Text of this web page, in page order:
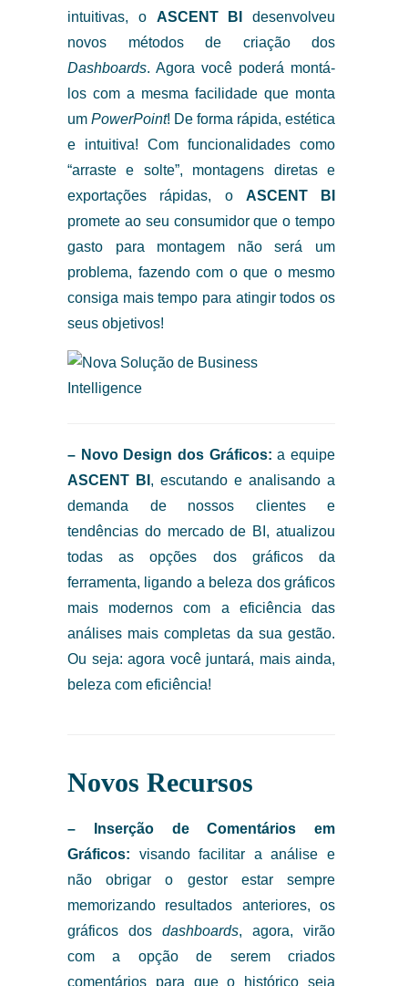
intuitivas, o ASCENT BI
desenvolveu
novos métodos de criação dos
Dashboards. Agora você poderá montá-
los com a mesma facilidade que monta
um PowerPoint! De forma rápida, estética
e intuitiva! Com funcionalidades como
“arraste e solte”, montagens diretas e
exportações rápidas, o ASCENT BI
promete ao seu consumidor que o tempo
gasto para montagem não será um
problema, fazendo com o que o mesmo
consiga mais tempo para atingir todos os
seus objetivos!
– Novo Design dos Gráficos:a equipe
ASCENT BI , escutando e analisando a
demanda de nossos clientes e
tendências do mercado de BI, atualizou
todas as opções dos gráficos da
ferramenta, ligando a beleza dos gráficos
mais modernos com a eficiência das
análises mais completas da sua gestão.
Ou seja: agora você juntará, mais ainda,
beleza com eficiência!
Novos Recursos
– Inserção de Comentários em
Gráficos: visando facilitar a análise e
não obrigar o gestor estar sempre
memorizando resultados anteriores, os
gráficos dos dashboards, agora, virão
com a opção de serem criados
comentários para que o histórico seja